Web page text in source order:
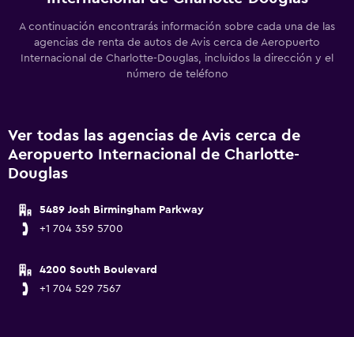
A continuación encontrarás información sobre cada una de las
agencias de renta de autos de Avis cerca de Aeropuerto
Internacional de Charlotte-Douglas, incluidos la dirección y el
número de teléfono
Ver todas las agencias de Avis cerca de
Aeropuerto Internacional de Charlotte-
Douglas
5489 Josh Birmingham Parkway
+1 704 359 5700
4200 South Boulevard
+1 704 529 7567